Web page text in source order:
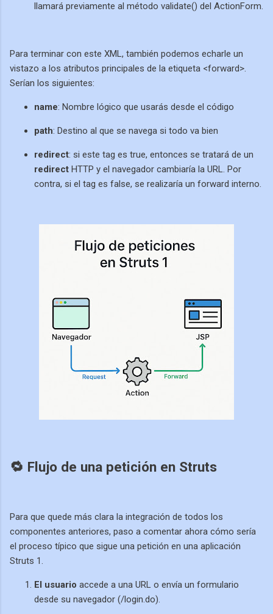
llamará previamente al método validate() del ActionForm.
Para terminar con este XML, también podemos echarle un
vistazo a los atributos principales de la etiqueta <forward>.
Serían los siguientes:
name: Nombre lógico que usarás desde el código
path: Destino al que se navega si todo va bien
redirect: si este tag es true, entonces se tratará de un
redirect HTTP y el navegador cambiaría la URL. Por
contra, si el tag es false, se realizaría un forward interno.
🔁 Flujo de una petición en Struts
Para que quede más clara la integración de todos los
componentes anteriores, paso a comentar ahora cómo sería
el proceso típico que sigue una petición en una aplicación
Struts 1.
El usuario accede a una URL o envía un formulario
desde su navegador (/login.do).